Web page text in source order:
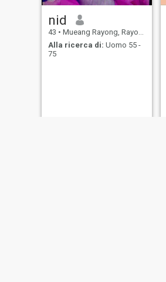
nid
43 • Mueang Rayong, Rayong, Thailandia
Alla ricerca di: Uomo 55 -
75